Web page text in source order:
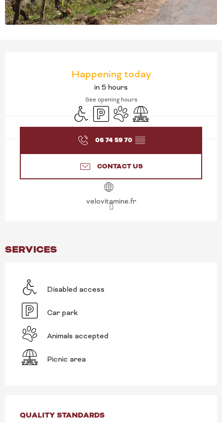
OPENING HOURS &
Happening today
in 5 hours
See opening hours
Disabled access
Car parkAnimals accepted
Picnic area
06 74 59 70 ▒▒
CONTACT US
velovitamine.fr
SERVICES
Disabled access
Car park
Animals accepted
Picnic area
SERVICES OFFERED
QUALITY STANDARDS
QUALITY STANDARDS